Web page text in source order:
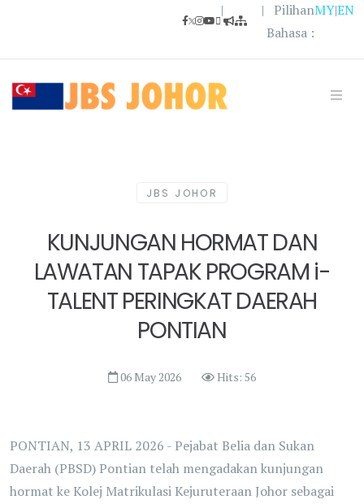
|
| Pilihan
Bahasa :
MY|EN
JBS JOHOR
KUNJUNGAN HORMAT DAN
LAWATAN TAPAK PROGRAM i-
TALENT PERINGKAT DAERAH
PONTIAN
06 May 2026 Hits: 56
PONTIAN, 13 APRIL 2026 - Pejabat Belia dan Sukan
Daerah (PBSD) Pontian telah mengadakan kunjungan
hormat ke Kolej Matrikulasi Kejuruteraan Johor sebagai